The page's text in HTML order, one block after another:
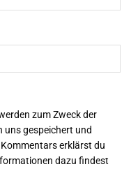
zum Zweck der
uns gespeichert und
erklärst du
dazu findest